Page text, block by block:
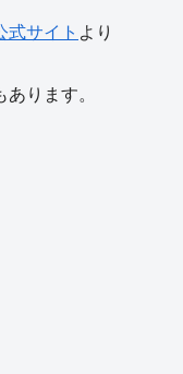
式サイト より
ります。